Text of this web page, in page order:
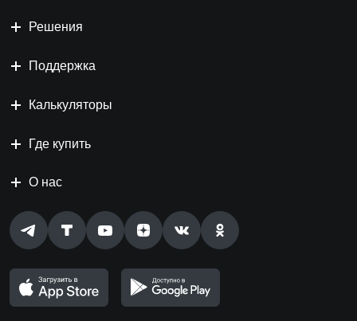
Решения
Поддержка
Калькуляторы
Где купить
О нас